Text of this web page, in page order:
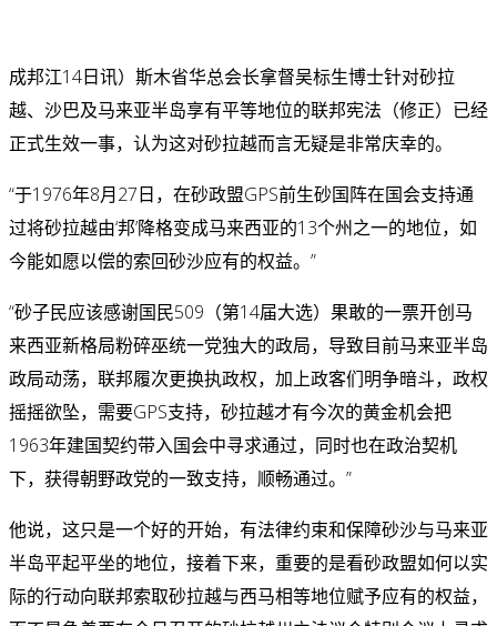
成邦江14日讯）斯木省华总会长拿督吴标生博士针对砂拉
越、沙巴及马来亚半岛享有平等地位的联邦宪法（修正）已经
正式生效一事，认为这对砂拉越而言无疑是非常庆幸的。
“于1976年8月27日，在砂政盟GPS前生砂国阵在国会支持通
过将砂拉越由‘邦’降格变成马来西亚的13个州之一的地位，如
今能如愿以偿的索回砂沙应有的权益。”
“砂子民应该感谢国民509（第14届大选）果敢的一票开创马
来西亚新格局粉碎巫统一党独大的政局，导致目前马来亚半岛
政局动荡，联邦履次更换执政权，加上政客们明争暗斗，政权
摇摇欲坠，需要GPS支持，砂拉越才有今次的黄金机会把
1963年建国契约带入国会中寻求通过，同时也在政治契机
下，获得朝野政党的一致支持，顺畅通过。”
他说，这只是一个好的开始，有法律约束和保障砂沙与马来亚
半岛平起平坐的地位，接着下来，重要的是看砂政盟如何以实
际的行动向联邦索取砂拉越与西马相等地位赋予应有的权益，